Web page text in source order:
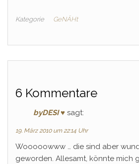
Kategorie GeNÄHt
6 Kommentare
byDESI ♥ sagt:
19. März 2010 um 22:14 Uhr
Wooooowww … die sind aber
geworden. Allesamt, könnte mich